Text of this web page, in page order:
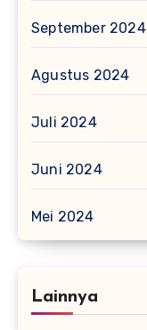
September 2024
Agustus 2024
Juli 2024
Juni 2024
Mei 2024
Lainnya